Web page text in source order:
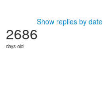
Show replies by date
2686
days old